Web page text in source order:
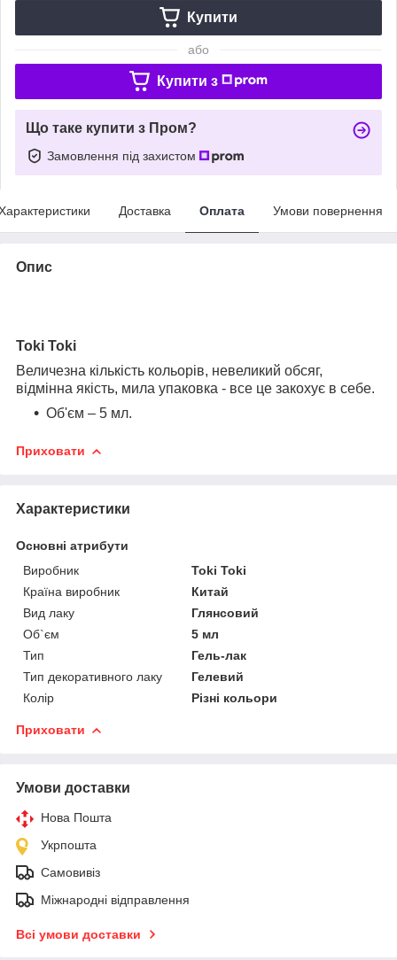
Купити
або
Купити з
Що таке купити з Пром?
Замовлення під захистом
Доставка Оплата Умови повернення
Опис
Toki Toki
Величезна кількість кольорів, невеликий обсяг,
відмінна якість, мила упаковка - все це закохує в себе.
Об'єм – 5 мл.
Приховати
Характеристики
Основні атрибути
Виробник
Toki Toki
Країна виробник
Китай
Вид лаку
Глянсовий
Об`єм
5 мл
Тип
Гель-лак
Тип декоративного лаку
Гелевий
Колір
Різні кольори
Приховати
Умови доставки
Нова Пошта
Укрпошта
Самовивіз
Міжнародні відправлення
Всі умови доставки